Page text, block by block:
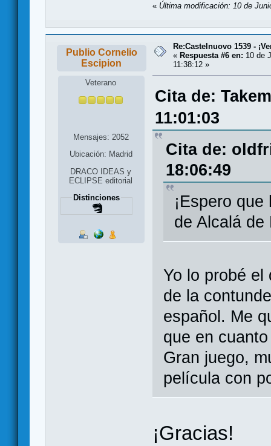
« Última modificación: 10 de
Publio Cornelio
Escipion
Veterano
Mensajes: 2052
Ubicación: Madrid
DRACO IDEAS y
ECLIPSE editorial
Distinciones
Re:Castelnuovo 1539 -
« Respuesta #6 en: 10 de
11:38:12 »
Cita de:
11:01:03
Cita de:
18:06:49
¡Espero
de Alcalá de
Yo lo probé el
de la
español. Me
que en
Gran juego,
película con
¡Gracias!